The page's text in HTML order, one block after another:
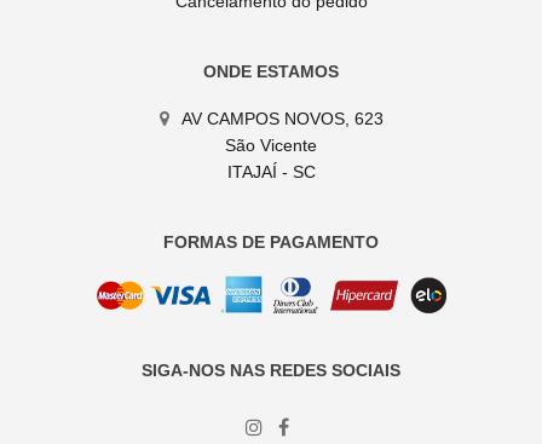
ONDE ESTAMOS
AV CAMPOS NOVOS, 623
São Vicente
ITAJAÍ - SC
FORMAS DE PAGAMENTO
SIGA-NOS NAS REDES SOCIAIS